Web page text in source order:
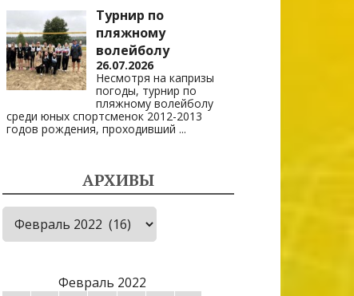
Турнир по
пляжному
волейболу
26.07.2026
Несмотря на капризы
погоды, турнир по
пляжному волейболу
среди юных спортсменок 2012-2013
годов рождения, проходивший ...
АРХИВЫ
Архивы
Февраль 2022